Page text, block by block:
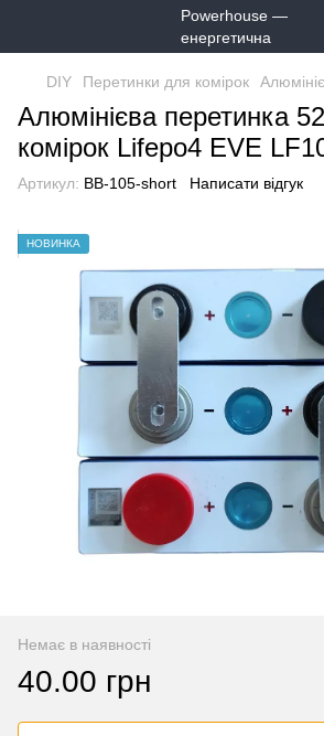
DIY Перетинки для комірок
Алюмінієва перетинка
комірок Lifepo4 EVE
Артикул: BB-105-short Написати відгук
НОВИНКА
Немає в наявності
40.00 грн